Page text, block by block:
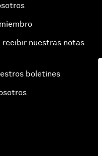
recibir nuestras notas
boletines